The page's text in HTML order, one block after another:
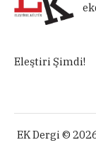
Eleştiri Şimdi!
EK Dergi ©